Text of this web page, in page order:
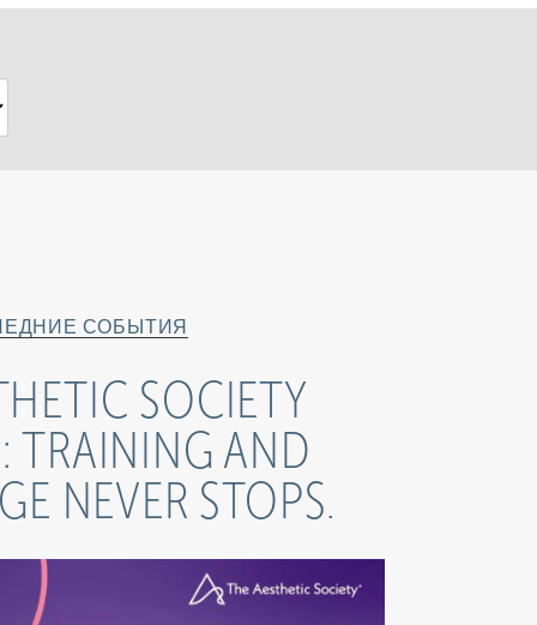
СОБЫТИЯ
SOCIETY
TRAINING AND
NEVER STOPS.